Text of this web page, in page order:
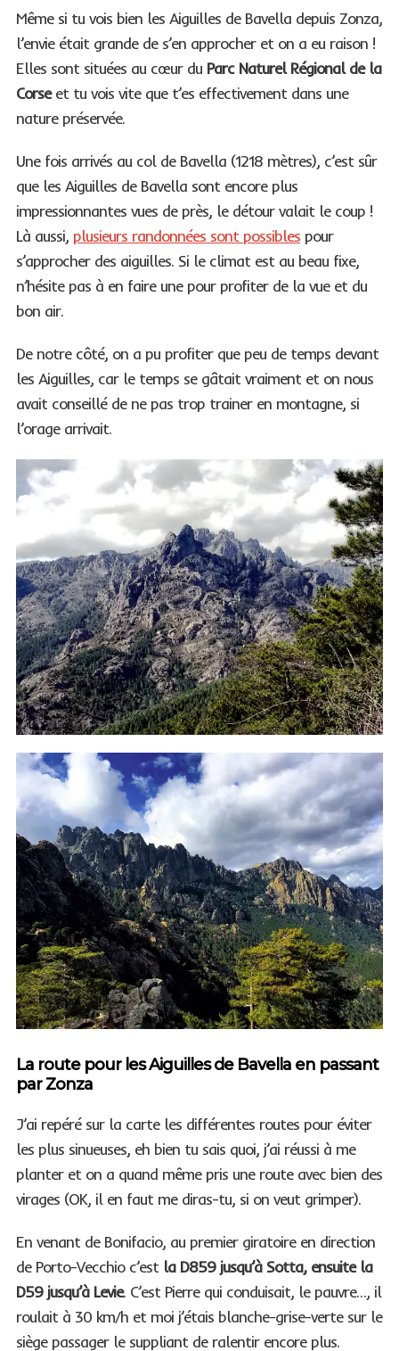
Même si tu vois bien les Aiguilles de Bavella depuis Zonza,
l’envie était grande de s’en approcher et on a eu raison !
Elles sont situées au cœur du Parc Naturel Régional de la
Corseet tu vois vite que t’es effectivement dans une
nature préservée.
Une fois arrivés au col de Bavella (1218 mètres), c’est sûr
que les Aiguilles de Bavella sont encore plus
impressionnantes vues de près, le détour valait le coup !
Là aussi, plusieurs randonnées sont possiblespour
s’approcher des aiguilles. Si le climat est au beau fixe,
n’hésite pas à en faire une pour profiter de la vue et du
bon air.
De notre côté, on a pu profiter que peu de temps devant
les Aiguilles, car le temps se gâtait vraiment et on nous
avait conseillé de ne pas trop trainer en montagne, si
l’orage arrivait.
La route pour les Aiguilles de Bavella en passant
par Zonza
J’ai repéré sur la carte les différentes routes pour éviter
les plus sinueuses, eh bien tu sais quoi, j’ai réussi à me
planter et on a quand même pris une route avec bien des
virages (OK, il en faut me diras-tu, si on veut grimper).
En venant de Bonifacio, au premier giratoire en direction
de Porto-Vecchio c’est la D859 jusqu’à Sotta, ensuite la
D59 jusqu’à Levie. C’est Pierre qui conduisait, le pauvre…, il
roulait à 30 km/h et moi j’étais blanche-grise-verte sur le
siège passager le suppliant de ralentir encore plus.